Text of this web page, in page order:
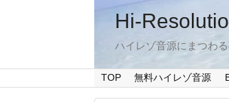
Hi-
ハイレゾ音源にまつわ
TOP 無料ハイレゾ音源